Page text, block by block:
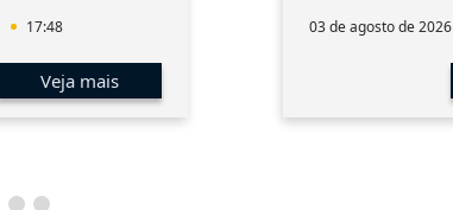
17:48
Veja mais
03 de agosto de 2026